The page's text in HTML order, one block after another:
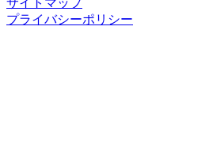
サイトマップ
プライバシーポリシー